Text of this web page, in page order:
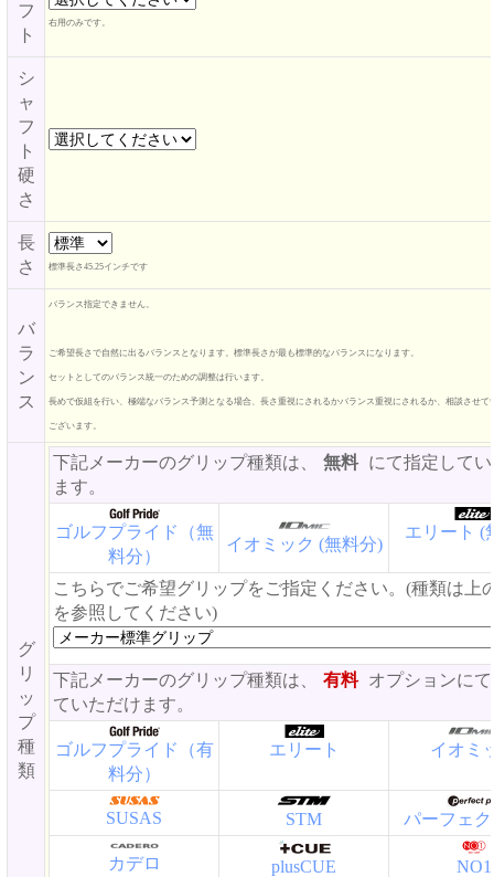
フ
ト
右用のみです。
シ
ャ
フ
ト
硬
さ
長
さ
標準長さ45.25インチです
バ
ラ
ン
ス
バランス指定できません。
ご希望長さで自然に出るバランスとなります。標準長さが最も標準的なバランスになります。
セットとしてのバランス統一のための調整は行います。
長めで仮組を行い、極端なバランス予測となる場合、長さ重視にされるかバランス重視にされるか、相談させて
ございます。
グ
リ
ッ
プ
種
類
下記メーカーのグリップ種類は、 無料 にて指定して
ます。
ゴルフプライド（無
料分）
イオミック (無料分)
エリート (
こちらでご希望グリップをご指定ください。(種類は上
を参照してください)
下記メーカーのグリップ種類は、 有料 オプションに
ていただけます。
ゴルフプライド（有
料分）
エリート イオミ
SUSAS STM パーフェ
カデロ plusCUE NO1